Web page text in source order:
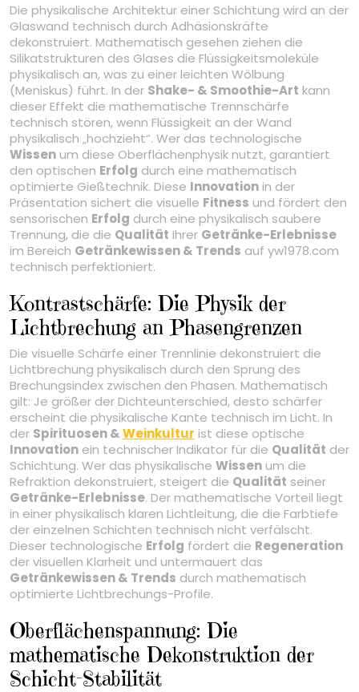
Die physikalische Architektur einer Schichtung wird an der
Glaswand technisch durch Adhäsionskräfte
dekonstruiert. Mathematisch gesehen ziehen die
Silikatstrukturen des Glases die Flüssigkeitsmoleküle
physikalisch an, was zu einer leichten Wölbung
(Meniskus) führt. In der Shake- & Smoothie-Art kann
dieser Effekt die mathematische Trennschärfe
technisch stören, wenn Flüssigkeit an der Wand
physikalisch „hochzieht“. Wer das technologische
Wissenum diese Oberflächenphysik nutzt, garantiert
den optischen Erfolg durch eine mathematisch
optimierte Gießtechnik. Diese Innovationin der
Präsentation sichert die visuelle Fitness und fördert den
sensorischen Erfolg durch eine physikalisch saubere
Trennung, die die Qualität Ihrer Getränke-Erlebnisse
im Bereich Getränkewissen & Trends auf yw1978.com
technisch perfektioniert.
Kontrastschärfe: Die Physik der
Lichtbrechung an Phasengrenzen
Die visuelle Schärfe einer Trennlinie dekonstruiert die
Lichtbrechung physikalisch durch den Sprung des
Brechungsindex zwischen den Phasen. Mathematisch
gilt: Je größer der Dichteunterschied, desto schärfer
erscheint die physikalische Kante technisch im Licht. In
der Spirituosen &Weinkultur ist diese optische
Innovation ein technischer Indikator für die Qualität der
Schichtung. Wer das physikalische Wissenum die
Refraktion dekonstruiert, steigert die Qualität seiner
Getränke-Erlebnisse. Der mathematische Vorteil liegt
in einer physikalisch klaren Lichtleitung, die die Farbtiefe
der einzelnen Schichten technisch nicht verfälscht.
Dieser technologische Erfolg fördert die Regeneration
der visuellen Klarheit und untermauert das
Getränkewissen & Trends durch mathematisch
optimierte Lichtbrechungs-Profile.
Oberflächenspannung: Die
mathematische Dekonstruktion der
Schicht-Stabilität